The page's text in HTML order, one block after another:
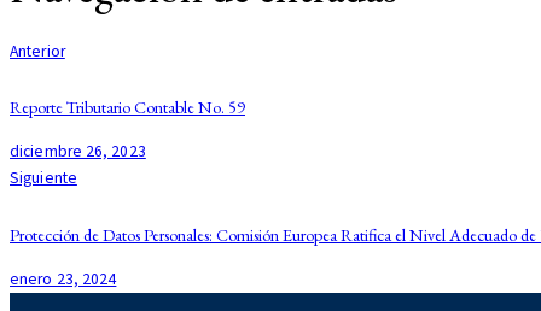
Anterior
Reporte Tributario Contable No. 59
diciembre 26, 2023
Siguiente
Protección de Datos Personales: Comisión Europea Ratifica el Nivel Adecuado
enero 23, 2024